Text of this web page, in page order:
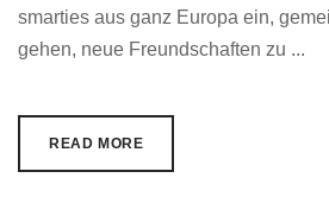
smarties aus ganz Europa ein,
gehen, neue Freundschaften zu ...
READ MORE